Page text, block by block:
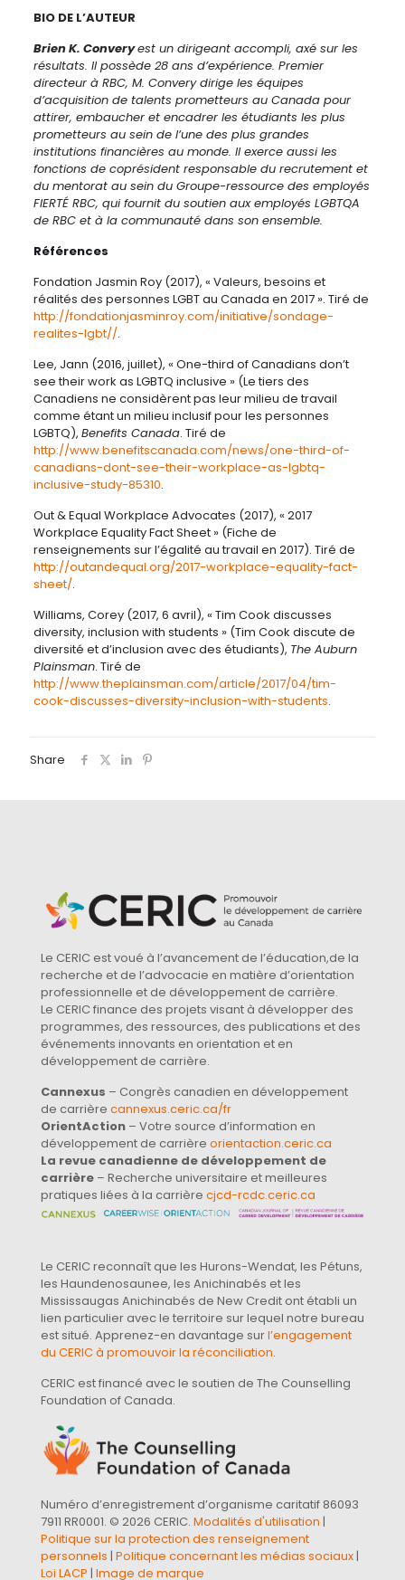
BIO DE L’AUTEUR
Brien K. Converyest un dirigeant accompli, axé sur les
résultats. Il possède 28 ans d’expérience. Premier
directeur à RBC, M. Convery dirige les équipes
d’acquisition de talents prometteurs au Canada pour
attirer, embaucher et encadrer les étudiants les plus
prometteurs au sein de l’une des plus grandes
institutions financières au monde. Il exerce aussi les
fonctions de coprésident responsable du recrutement et
du mentorat au sein du Groupe-ressource des employés
FIERTÉ RBC, qui fournit du soutien aux employés LGBTQA
de RBC et à la communauté dans son ensemble.
Références
Fondation Jasmin Roy (2017), « Valeurs, besoins et
réalités des personnes LGBT au Canada en 2017 ». Tiré de
http://fondationjasminroy.com/initiative/sondage-
realites-lgbt//.
Lee, Jann (2016, juillet), « One-third of Canadians don’t
see their work as LGBTQ inclusive » (Le tiers des
Canadiens ne considèrent pas leur milieu de travail
comme étant un milieu inclusif pour les personnes
LGBTQ), Benefits Canada. Tiré de
http://www.benefitscanada.com/news/one-third-of-
canadians-dont-see-their-workplace-as-lgbtq-
inclusive-study-85310.
Out & Equal Workplace Advocates (2017), « 2017
Workplace Equality Fact Sheet » (Fiche de
renseignements sur l’égalité au travail en 2017). Tiré de
http://outandequal.org/2017-workplace-equality-fact-
sheet/.
Williams, Corey (2017, 6 avril), « Tim Cook discusses
diversity, inclusion with students » (Tim Cook discute de
diversité et d’inclusion avec des étudiants), The Auburn
Plainsman. Tiré de
http://www.theplainsman.com/article/2017/04/tim-
cook-discusses-diversity-inclusion-with-students.
Share
Le CERIC est voué à l’avancement de l’éducation,de la
recherche et de l’advocacie en matière d’orientation
professionnelle et de développement de carrière.
Le CERIC finance des projets visant à développer des
programmes, des ressources, des publications et des
événements innovants en orientation et en
développement de carrière.
Cannexus – Congrès canadien en développement
de carrière cannexus.ceric.ca/fr
OrientAction – Votre source d’information en
développement de carrière orientaction.ceric.ca
La revue canadienne de développement de
carrière – Recherche universitaire et meilleures
pratiques liées à la carrière cjcd-rcdc.ceric.ca
Le CERIC reconnaît que les Hurons-Wendat, les Pétuns,
les Haundenosaunee, les Anichinabés et les
Mississaugas Anichinabés de New Credit ont établi un
lien particulier avec le territoire sur lequel notre bureau
est situé. Apprenez-en davantage surl’engagement
du CERIC à promouvoir la réconciliation.
CERIC est financé avec le soutien de The Counselling
Foundation of Canada.
Numéro d’enregistrement d’organisme caritatif 86093
7911 RR0001. © 2026 CERIC. Modalités d'utilisation |
Politique sur la protection des renseignement
personnels | Politique concernant les médias sociaux|
Loi LACP | Image de marque